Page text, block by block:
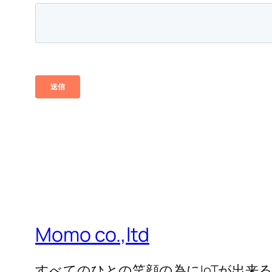
Momo co.,ltd